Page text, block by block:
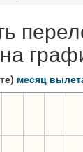
месяц